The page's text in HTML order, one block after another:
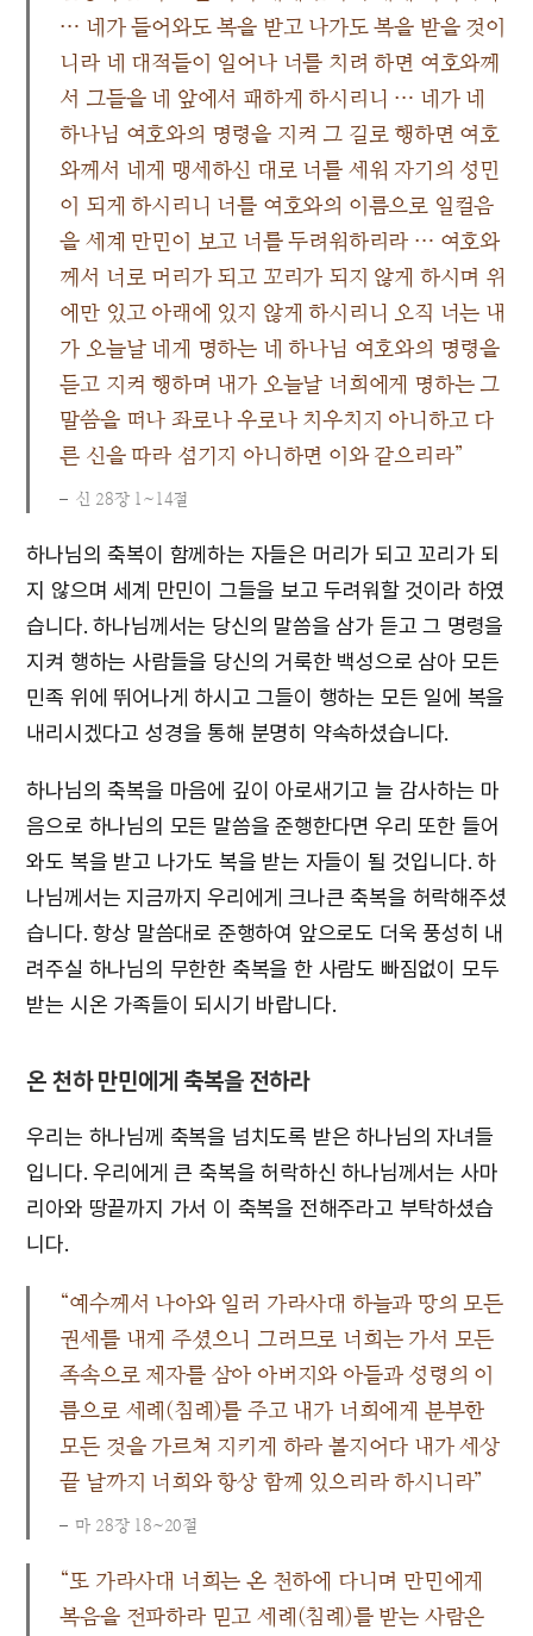
… 네가 들어와도 복을 받고 나가도 복을 받을 것이
니라 네 대적들이 일어나 너를 치려 하면 여호와께
서 그들을 네 앞에서 패하게 하시리니 … 네가 네
하나님 여호와의 명령을 지켜 그 길로 행하면 여호
와께서 네게 맹세하신 대로 너를 세워 자기의 성민
이 되게 하시리니 너를 여호와의 이름으로 일컬음
을 세계 만민이 보고 너를 두려워하리라 … 여호와
께서 너로 머리가 되고 꼬리가 되지 않게 하시며 위
에만 있고 아래에 있지 않게 하시리니 오직 너는 내
가 오늘날 네게 명하는 네 하나님 여호와의 명령을
듣고 지켜 행하며 내가 오늘날 너희에게 명하는 그
말씀을 떠나 좌로나 우로나 치우치지 아니하고 다
른 신을 따라 섬기지 아니하면 이와 같으리라”
신 28장 1~14절
하나님의 축복이 함께하는 자들은 머리가 되고 꼬리가 되
지 않으며 세계 만민이 그들을 보고 두려워할 것이라 하였
습니다. 하나님께서는 당신의 말씀을 삼가 듣고 그 명령을
지켜 행하는 사람들을 당신의 거룩한 백성으로 삼아 모든
민족 위에 뛰어나게 하시고 그들이 행하는 모든 일에 복을
내리시겠다고 성경을 통해 분명히 약속하셨습니다.
하나님의 축복을 마음에 깊이 아로새기고 늘 감사하는 마
음으로 하나님의 모든 말씀을 준행한다면 우리 또한 들어
와도 복을 받고 나가도 복을 받는 자들이 될 것입니다. 하
나님께서는 지금까지 우리에게 크나큰 축복을 허락해주셨
습니다. 항상 말씀대로 준행하여 앞으로도 더욱 풍성히 내
려주실 하나님의 무한한 축복을 한 사람도 빠짐없이 모두
받는 시온 가족들이 되시기 바랍니다.
온 천하 만민에게 축복을 전하라
우리는 하나님께 축복을 넘치도록 받은 하나님의 자녀들
입니다. 우리에게 큰 축복을 허락하신 하나님께서는 사마
리아와 땅끝까지 가서 이 축복을 전해주라고 부탁하셨습
니다.
“예수께서 나아와 일러 가라사대 하늘과 땅의 모든
권세를 내게 주셨으니 그러므로 너희는 가서 모든
족속으로 제자를 삼아 아버지와 아들과 성령의 이
름으로 세례(침례)를 주고 내가 너희에게 분부한
모든 것을 가르쳐 지키게 하라 볼지어다 내가 세상
끝 날까지 너희와 항상 함께 있으리라 하시니라”
마 28장 18~20절
“또 가라사대 너희는 온 천하에 다니며 만민에게
복음을 전파하라 믿고 세례(침례)를 받는 사람은